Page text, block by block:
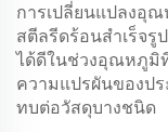
การเปลี่ยนแปลงอุณ
สตีลรีดร้อนสำเร็จ
ได้ดีในช่วงอุณหภูมิ
ความแปรผันของป
ทบต่อวัสดุบางชนิด